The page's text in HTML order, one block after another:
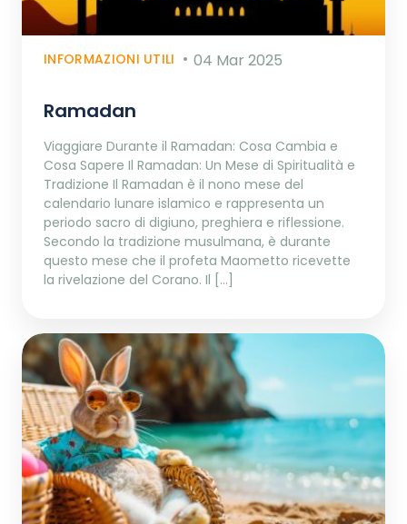
INFORMAZIONI UTILI 04 Mar 2025
Ramadan
Viaggiare Durante il Ramadan: Cosa Cambia e
Cosa Sapere Il Ramadan: Un Mese di Spiritualità e
Tradizione Il Ramadan è il nono mese del
calendario lunare islamico e rappresenta un
periodo sacro di digiuno, preghiera e riflessione.
Secondo la tradizione musulmana, è durante
questo mese che il profeta Maometto ricevette
la rivelazione del Corano. Il […]